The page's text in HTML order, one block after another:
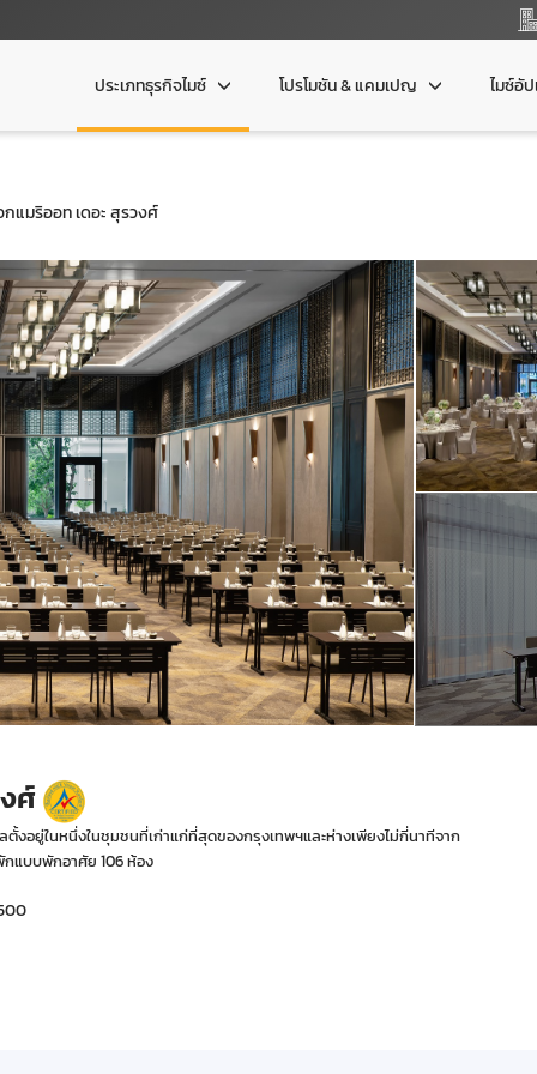
ประเภทธุรกิจไมซ์ โปรโมชัน & แคมเปญ ไมซ์อั
แมริออท เดอะ สุรวงศ์
ศ์
ตั้งอยู่ในหนึ่งในชุมชนที่เก่าแก่ที่สุดของกรุงเทพฯและห่างเพียงไม่กี่นาทีจาก
กแบบพักอาศัย 106 ห้อง